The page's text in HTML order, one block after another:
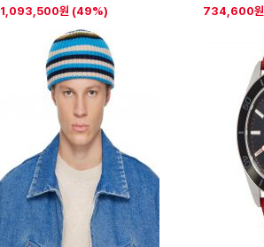
1,093,500원 (49%) 734,600원